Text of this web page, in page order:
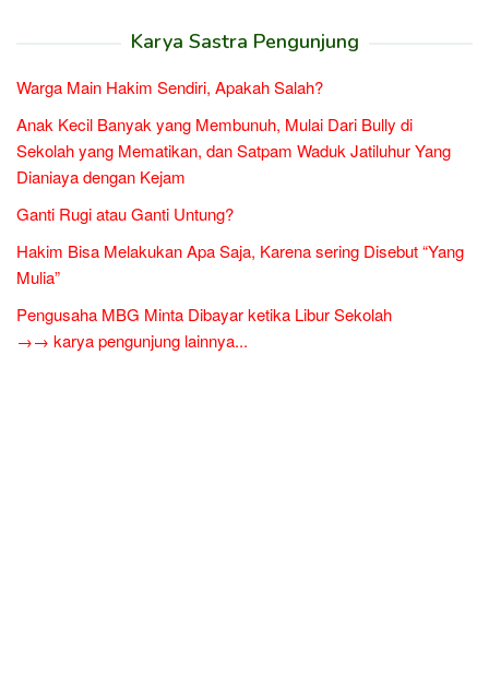
Karya Sastra Pengunjung
Warga Main Hakim Sendiri, Apakah Salah?
Anak Kecil Banyak yang Membunuh, Mulai Dari Bully di
Sekolah yang Mematikan, dan Satpam Waduk Jatiluhur Yang
Dianiaya dengan Kejam
Ganti Rugi atau Ganti Untung?
Hakim Bisa Melakukan Apa Saja, Karena sering Disebut “Yang
Mulia”
Pengusaha MBG Minta Dibayar ketika Libur Sekolah
→→ karya pengunjung lainnya...